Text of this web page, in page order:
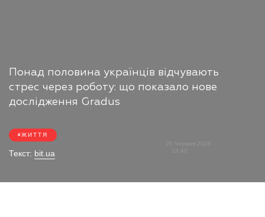
Понад половина українців відчувають
стрес через роботу: що показало нове
дослідження Gradus
ЖИТТЯ
Текст: bit.ua